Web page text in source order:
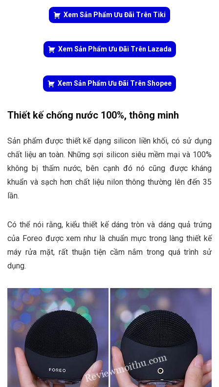
Xem Sản Phẩm Ưu Đãi Trên Tiki
Xem Sản Phẩm Ưu Đãi Trên Lazada
Xem Sản Phẩm Ưu Đãi Trên Shopee
Thiết kế chống nước 100%, thông minh
Sản phẩm được thiết kế dạng silicon liền khối, có sử dụng
chất liệu an toàn. Những sợi silicon siêu mềm mại và 100%
không bị thấm nước, bên cạnh đó nó cũng được kháng
khuẩn và sạch hơn chất liệu nilon thông thường lên đến 35
lần.
Có thể nói rằng, kiểu thiết kế dáng tròn và dáng quả trứng
của Foreo được xem như là chuẩn mực trong làng thiết kế
máy rửa mặt, rất thuận tiện cầm nắm trong quá trình sử
dụng.